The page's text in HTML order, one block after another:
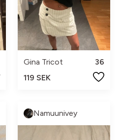
Gina Tricot
36
119 SEK
Namuunivey